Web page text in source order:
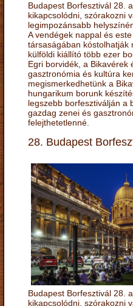
Budapest Borfesztivál 28.
kikapcsolódni, szórakozni
legimpozánsabb
A vendégek nappal és
társaságában kóstolhatják
külföldi kiállító több ezer
Egri borvidék, a Bikavérek
gasztronómia és kultúra
megismerkedhetünk a
hungarikum borunk
legszebb borfesztiválján a
gazdag zenei és
felejthetetlenné.
28. Budapest
Budapest Borfesztivál 28.
kikapcsolódni, szórakozni